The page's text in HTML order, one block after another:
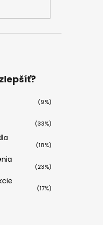
(9%)
(33%)
(18%)
(23%)
(17%)